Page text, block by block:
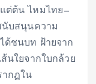
ต่ต้น ไหมไทย—
นับสนุนความ
ด้ชนบท ฝ้ายจาก
นใยจากใบกล้วย
กฏใน